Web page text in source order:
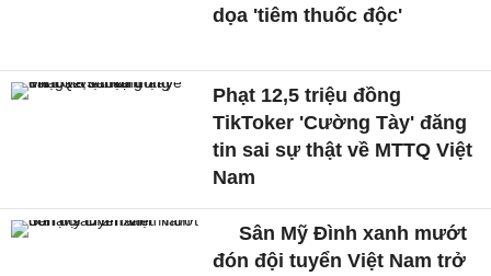
dọa 'tiêm thuốc độc'
Phạt 12,5 triệu đồng
TikToker 'Cường Tày' đăng
tin sai sự thật về MTTQ Việt
Nam
Sân Mỹ Đình xanh mướt
đón đội tuyển Việt Nam trở